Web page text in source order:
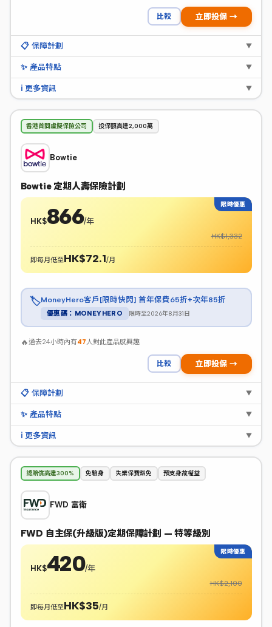
比較 立即投保 →
📋 保障計劃 ▼
✨ 產品特點 ▼
ℹ️ 更多資訊 ▼
香港首間虛擬保險公司 投保額高達2,000萬
Bowtie
Bowtie 定期人壽保險計劃
限時優惠
HK$866/年
HK$1,332
即每月低至HK$72.1/月
🏷️MoneyHero客戶[限時快閃] 首年保費65折+次年85折
優惠碼：MONEYHERO 限時至2026年8月31日
🔥過去24小時內有47人對此產品感興趣
比較 立即投保 →
📋 保障計劃 ▼
✨ 產品特點 ▼
ℹ️ 更多資訊 ▼
總賠償高達300% 免驗身 失業保費豁免 預支身故權益
FWD 富衛
FWD 自主保(升級版)定期保障計劃 — 特等級別
限時優惠
HK$420/年
HK$2,100
即每月低至HK$35/月